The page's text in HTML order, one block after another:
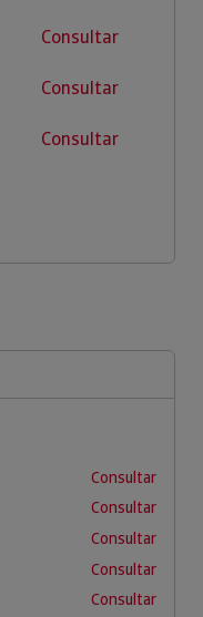
Consultar
Consultar
Consultar
Consultar
Consultar
Consultar
Consultar
Consultar